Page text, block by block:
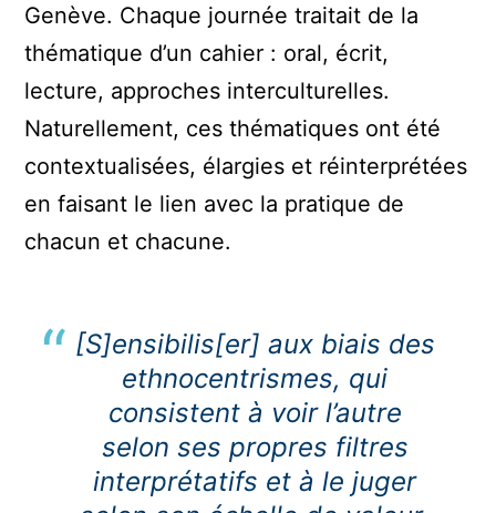
Genève. Chaque journée traitait de la
thématique d’un cahier : oral, écrit,
lecture, approches interculturelles.
Naturellement, ces thématiques ont été
contextualisées, élargies et réinterprétées
en faisant le lien avec la pratique de
chacun et chacune.
[S]ensibilis[er] aux biais des
ethnocentrismes, qui
consistent à voir l’autre
selon ses propres filtres
interprétatifs et à le juger